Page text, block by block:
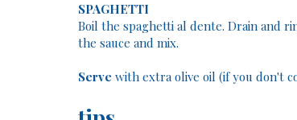
SPAGHETTI
Boil the spaghetti al dente. Drain and
the sauce and mix.
Serve with extra olive oil (if you don't